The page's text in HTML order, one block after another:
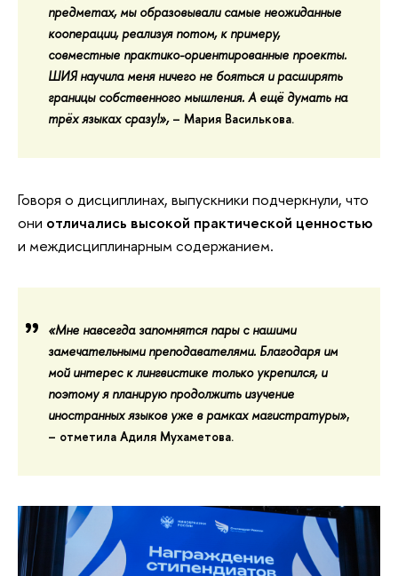
предметах, мы образовывали самые неожиданные
кооперации, реализуя потом, к примеру,
совместные практико-ориентированные проекты.
ШИЯ научила меня ничего не бояться и расширять
границы собственного мышления. А ещё думать на
трёх языках сразу!», – Мария Василькова.
Говоря о дисциплинах, выпускники подчеркнули, что
они отличались высокой практической ценностью
и междисциплинарным содержанием.
«Мне навсегда запомнятся пары с нашими
замечательными преподавателями. Благодаря им
мой интерес к лингвистике только укрепился, и
поэтому я планирую продолжить изучение
иностранных языков уже в рамках магистратуры»,
– отметила Адиля Мухаметова.